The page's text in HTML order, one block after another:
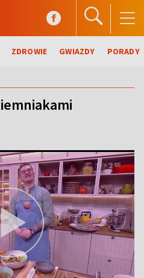
ZDROWIE GWIAZDY PORADY